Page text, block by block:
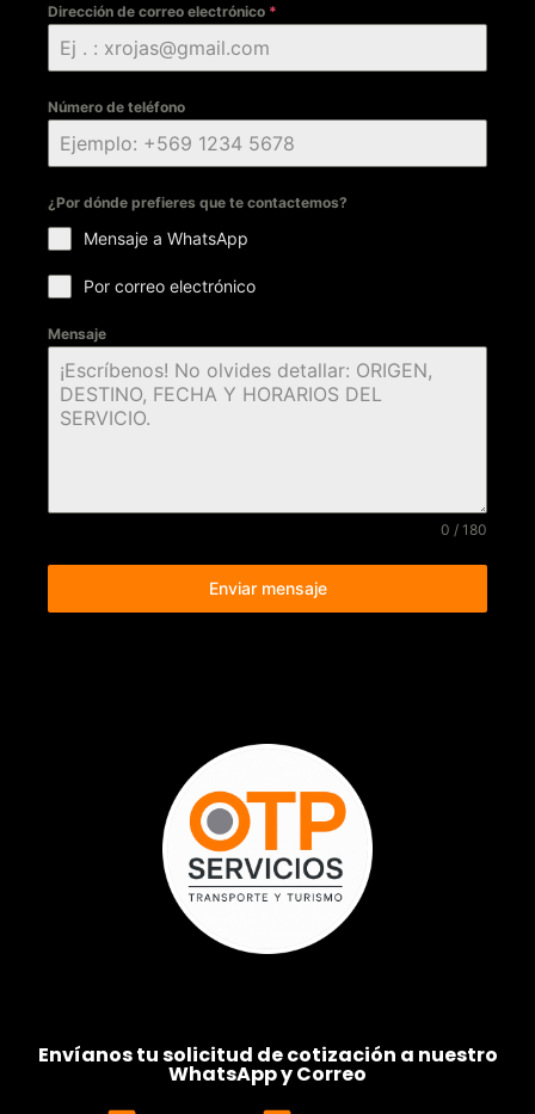
Dirección de correo electrónico *
Número de teléfono
¿Por dónde prefieres que te contactemos?
Mensaje a WhatsApp
Por correo electrónico
Mensaje
0 / 180
Enviar mensaje
Envíanos tu solicitud de cotización a nuestro
WhatsApp y Correo